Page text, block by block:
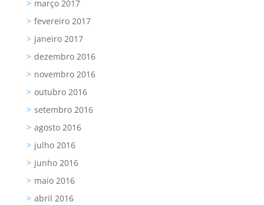
março 2017
fevereiro 2017
janeiro 2017
dezembro 2016
novembro 2016
outubro 2016
setembro 2016
agosto 2016
julho 2016
junho 2016
maio 2016
abril 2016